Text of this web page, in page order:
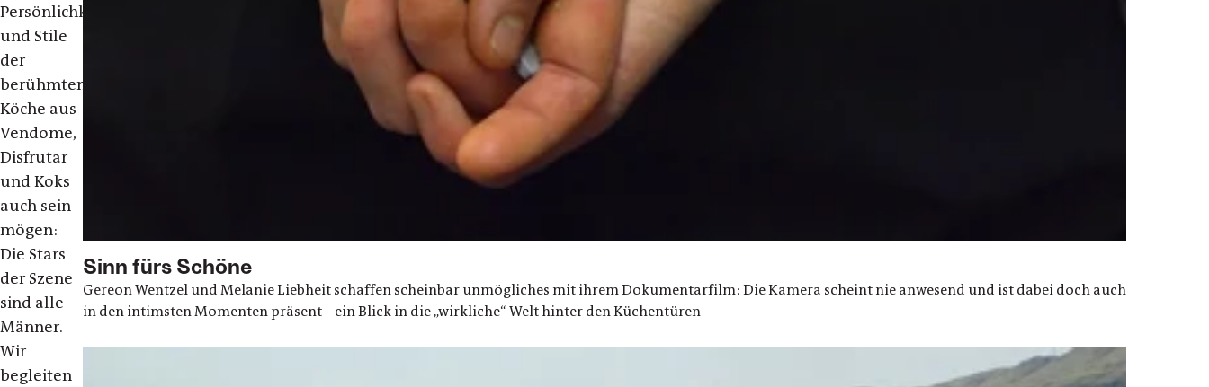
Persönlichkeiten
und Stile
der
berühmten
Köche aus
Vendome,
Disfrutar
und Koks
auch sein
mögen:
Die Stars
der Szene
sind alle
Männer.
Wir
begleiten
Sinn fürs Schöne
Gereon Wentzel und Melanie Liebheit schaffen scheinbar unmögliches mit ihrem Dokumentarfilm: Die Kamera scheint nie anwesend und ist dabei doch auch
in den intimsten Momenten präsent – ein Blick in die „wirkliche“ Welt hinter den Küchentüren